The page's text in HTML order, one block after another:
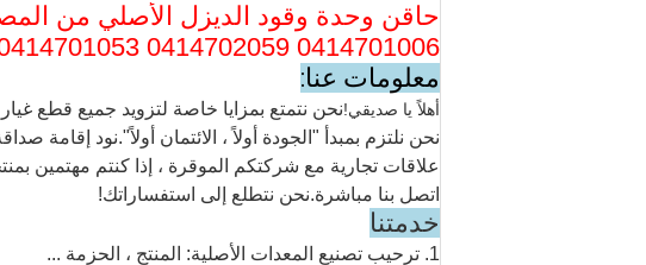
0414701006 0414702059 0414701053 0414701084
معلومات عنا:
أهلاً يا صديقي!نحن نتمتع بمزايا خاصة لتزويد جميع قطع
نحن نلتزم بمبدأ "الجودة أولاً ، الائتمان أولاً".نود إقامة
علاقات تجارية مع شركتكم الموقرة ، إذا كنتم مهتمين
اتصل بنا مباشرة.نحن نتطلع إلى استفساراتك!
خدمتنا
1. ترحيب تصنيع المعدات الأصلية: المنتج ، الحزمة ...